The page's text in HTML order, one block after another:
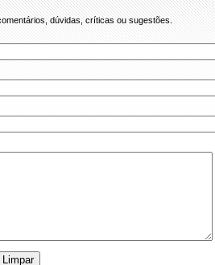
dúvidas, críticas ou sugestões.